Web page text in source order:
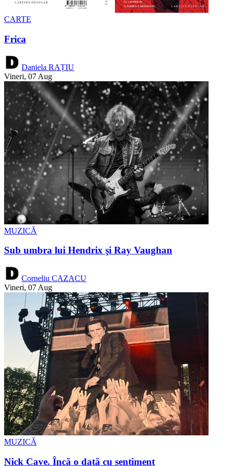
CARTE
Frica
Daniela RAȚIU
Vineri, 07 Aug
MUZICĂ
Sub umbra lui Hendrix şi Ray Vaughan
Corneliu CAZACU
Vineri, 07 Aug
MUZICĂ
Nick Cave. Încă o dată cu sentiment